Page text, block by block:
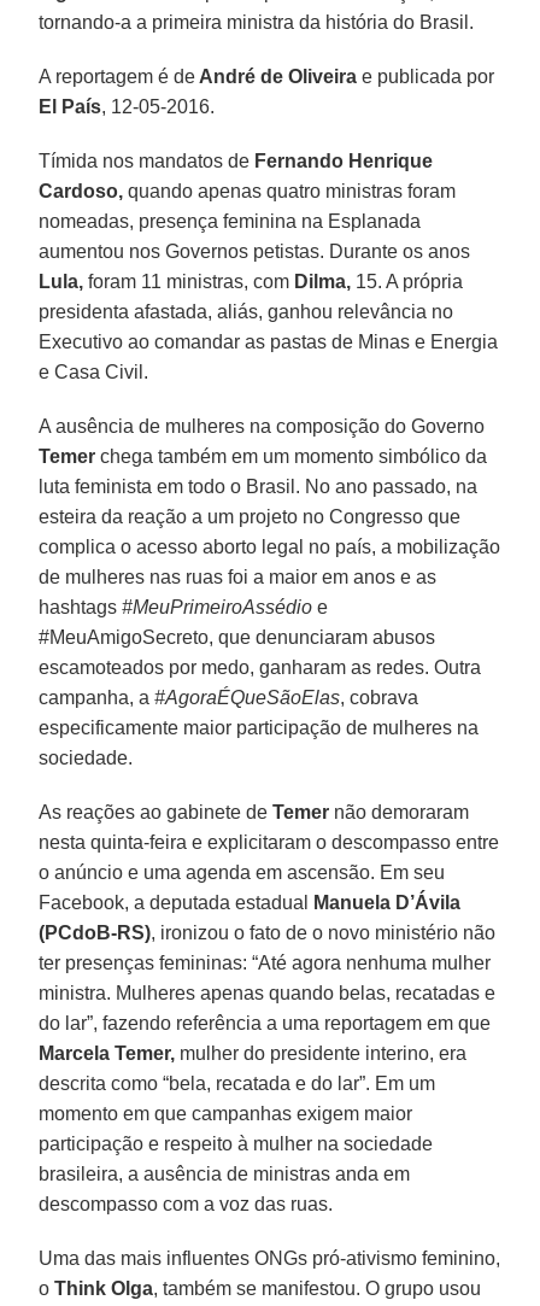
tornando-a a primeira ministra da história do Brasil.
A reportagem é de André de Oliveira e publicada por
El País, 12-05-2016.
Tímida nos mandatos de Fernando Henrique
Cardoso, quando apenas quatro ministras foram
nomeadas, presença feminina na Esplanada
aumentou nos Governos petistas. Durante os anos
Lula, foram 11 ministras, com Dilma, 15. A própria
presidenta afastada, aliás, ganhou relevância no
Executivo ao comandar as pastas de Minas e Energia
e Casa Civil.
A ausência de mulheres na composição do Governo
Temer chega também em um momento simbólico da
luta feminista em todo o Brasil. No ano passado, na
esteira da reação a um projeto no Congresso que
complica o acesso aborto legal no país, a mobilização
de mulheres nas ruas foi a maior em anos e as
hashtags#MeuPrimeiroAssédio e
#MeuAmigoSecreto, que denunciaram abusos
escamoteados por medo, ganharam as redes. Outra
campanha, a#AgoraÉQueSãoElas, cobrava
especificamente maior participação de mulheres na
sociedade.
As reações ao gabinete deTemer não demoraram
nesta quinta-feira e explicitaram o descompasso entre
o anúncio e uma agenda em ascensão. Em seu
Facebook, a deputada estadual
Manuela D’Ávila
(PCdoB-RS), ironizou o fato de o novo ministério não
ter presenças femininas: “Até agora nenhuma mulher
ministra. Mulheres apenas quando belas, recatadas e
do lar”, fazendo referência a uma reportagem em que
Marcela Temer, mulher do presidente interino, era
descrita como “bela, recatada e do lar”. Em um
momento em que campanhas exigem maior
participação e respeito à mulher na sociedade
brasileira, a ausência de ministras anda em
descompasso com a voz das ruas.
Uma das mais influentes ONGs pró-ativismo feminino,
oThink Olga, também se manifestou. O grupo usou